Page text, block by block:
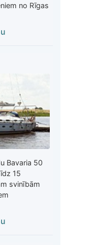
no Rīgas
Bavaria 50
15
svinībām